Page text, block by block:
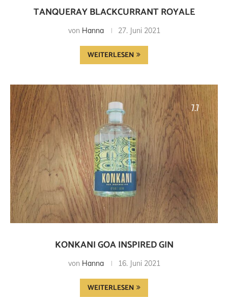
TANQUERAY BLACKCURRANT ROYALE
von Hanna 27. Juni 2021
WEITERLESEN
7.7
KONKANI GOA INSPIRED GIN
von Hanna 16. Juni 2021
WEITERLESEN